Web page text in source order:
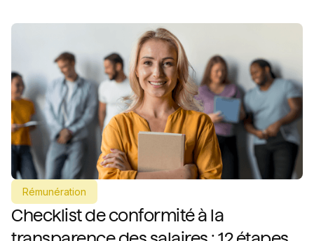
Rémunération
Checklist de conformité à la